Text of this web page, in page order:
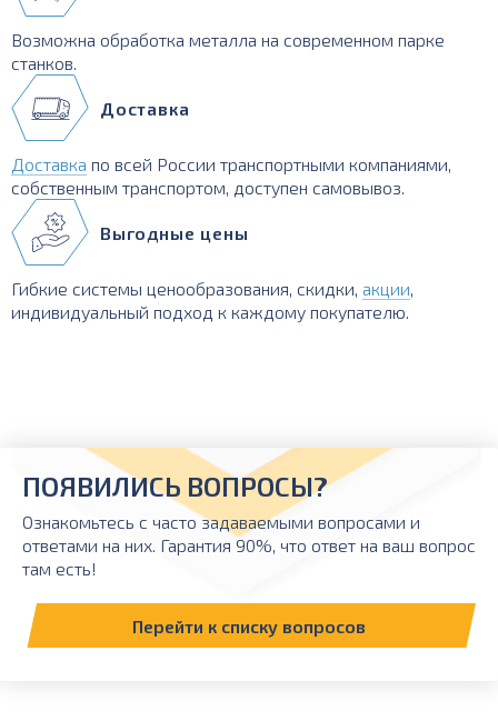
Возможна обработка металла на современном парке
станков.
Доставка
Доставка по всей России транспортными компаниями,
собственным транспортом, доступен самовывоз.
Выгодные цены
Гибкие системы ценообразования, скидки, акции,
индивидуальный подход к каждому покупателю.
ПОЯВИЛИСЬ ВОПРОСЫ?
Ознакомьтесь с часто задаваемыми вопросами и
ответами на них. Гарантия 90%, что ответ на ваш вопрос
там есть!
Перейти к списку вопросов